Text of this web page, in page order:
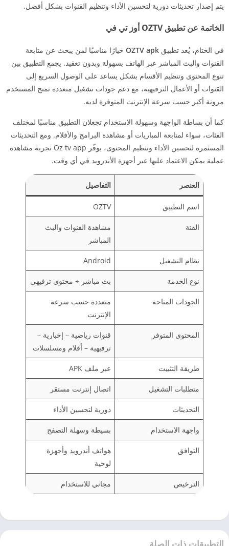
يتم إصدار تحديثات دورية لتحسين الأداء وتنظيم القنوات بشكل أفضل.
الخاتمة عن تطبيق OZTV أوز تي في
في الختام، يُعد تطبيق OZTV apk خيارًا مناسبًا لمن يبحث عن متابعة
القنوات والبث المباشر عبر الهاتف بسهولة وبدون تعقيد. يجمع التطبيق بين
تنوع المحتوى وتنظيم الأقسام بشكل يساعد على الوصول السريع إلى
القنوات أو الأعمال الترفيهية، مع دعم جودات تشغيل متعددة تمنح المستخدم
مرونة أكبر حسب سرعة الإنترنت المتوفرة لديه.
كما أن بساطة الواجهة وسهولة الاستخدام تجعلان التطبيق مناسبًا لمختلف
الفئات، سواء لمتابعة المباريات أو مشاهدة البرامج والأفلام. ومع التحديثات
المستمرة لتحسين الأداء وتنظيم المحتوى، يوفّر Oz tv app تجربة مشاهدة
عملية يمكن الاعتماد عليها عبر أجهزة الأندرويد في أي وقت.
العنصر التفاصيل
اسم التطبيق OZTV
الفئة
مشاهدة القنوات والبث
المباشر
نظام التشغيل Android
نوع الخدمة بث مباشر + محتوى ترفيهي
الجودات المتاحة
متعددة حسب سرعة
الإنترنت
المحتوى المتوفر
قنوات رياضية – إخبارية –
ترفيهية – أفلام ومسلسلات
طريقة التثبيت عبر ملف APK
متطلبات التشغيل اتصال إنترنت مستقر
التحديثات دورية لتحسين الأداء
واجهة الاستخدام بسيطة وسهلة التصفح
التوافق
هواتف أندرويد وأجهزة
لوحية
الترخيص مجاني للاستخدام
التطبيقات ذات الصلة